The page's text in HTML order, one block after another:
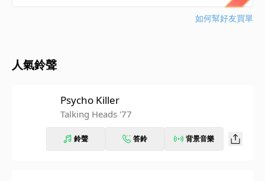
如何幫好友買單
人氣鈴聲
Psycho Killer
Talking Heads '77
鈴聲 答鈴 背景音樂